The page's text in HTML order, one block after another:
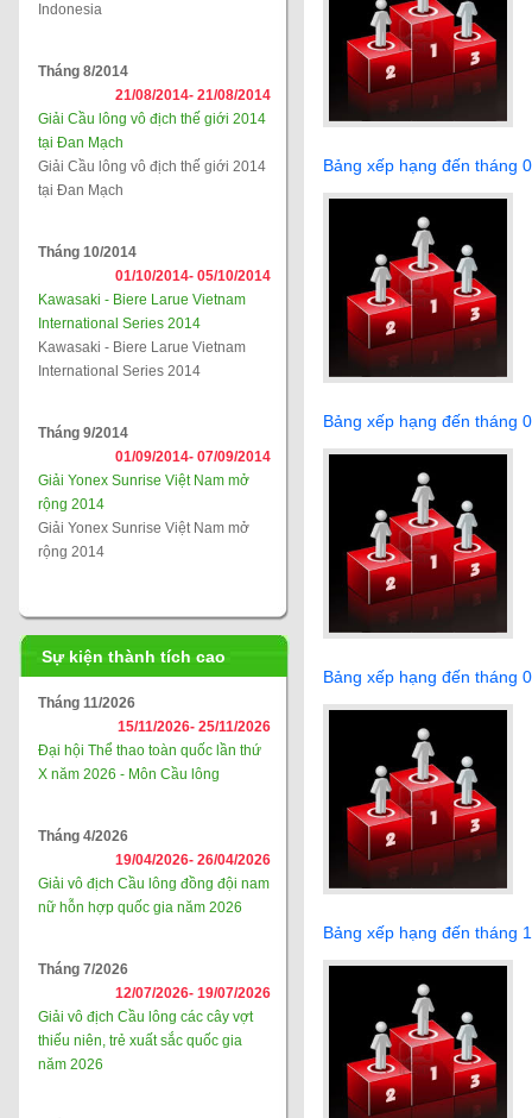
Indonesia
Tháng 8/2014
21/08/2014- 21/08/2014
Giải Cầu lông vô địch thế giới 2014
tại Đan Mạch
Giải Cầu lông vô địch thế giới 2014
tại Đan Mạch
Tháng 10/2014
01/10/2014- 05/10/2014
Kawasaki - Biere Larue Vietnam
International Series 2014
Kawasaki - Biere Larue Vietnam
International Series 2014
Tháng 9/2014
01/09/2014- 07/09/2014
Giải Yonex Sunrise Việt Nam mở
rộng 2014
Giải Yonex Sunrise Việt Nam mở
rộng 2014
Sự kiện thành tích cao
Tháng 11/2026
15/11/2026- 25/11/2026
Đại hội Thể thao toàn quốc lần thứ
X năm 2026 - Môn Cầu lông
Tháng 4/2026
19/04/2026- 26/04/2026
Giải vô địch Cầu lông đồng đội nam
nữ hỗn hợp quốc gia năm 2026
Tháng 7/2026
12/07/2026- 19/07/2026
Giải vô địch Cầu lông các cây vợt
thiếu niên, trẻ xuất sắc quốc gia
năm 2026
Bảng xếp hạng đến tháng
Bảng xếp hạng đến tháng
Bảng xếp hạng đến tháng
Bảng xếp hạng đến tháng